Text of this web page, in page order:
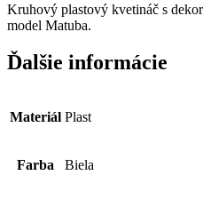
Kruhový plastový kvetináč s
model Matuba.
Ďalšie informácie
Materiál Plast
Farba Biela